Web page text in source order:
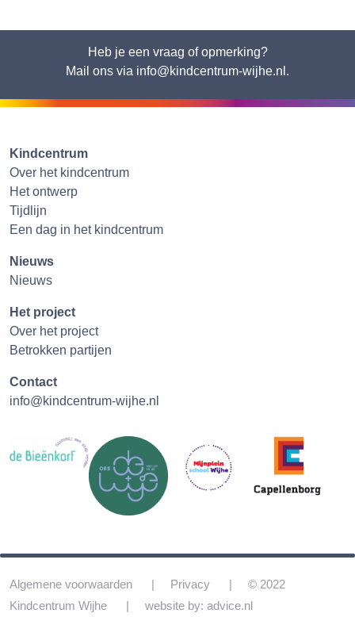
Heb je een vraag of opmerking?
Mail ons via info@kindcentrum-wijhe.nl.
Kindcentrum
Over het kindcentrum
Het ontwerp
Tijdlijn
Een dag in het kindcentrum
Nieuws
Nieuws
Het project
Over het project
Betrokken partijen
Contact
info@kindcentrum-wijhe.nl
Algemene voorwaarden Privacy
© 2022
Kindcentrum Wijhe
website by: advice.nl